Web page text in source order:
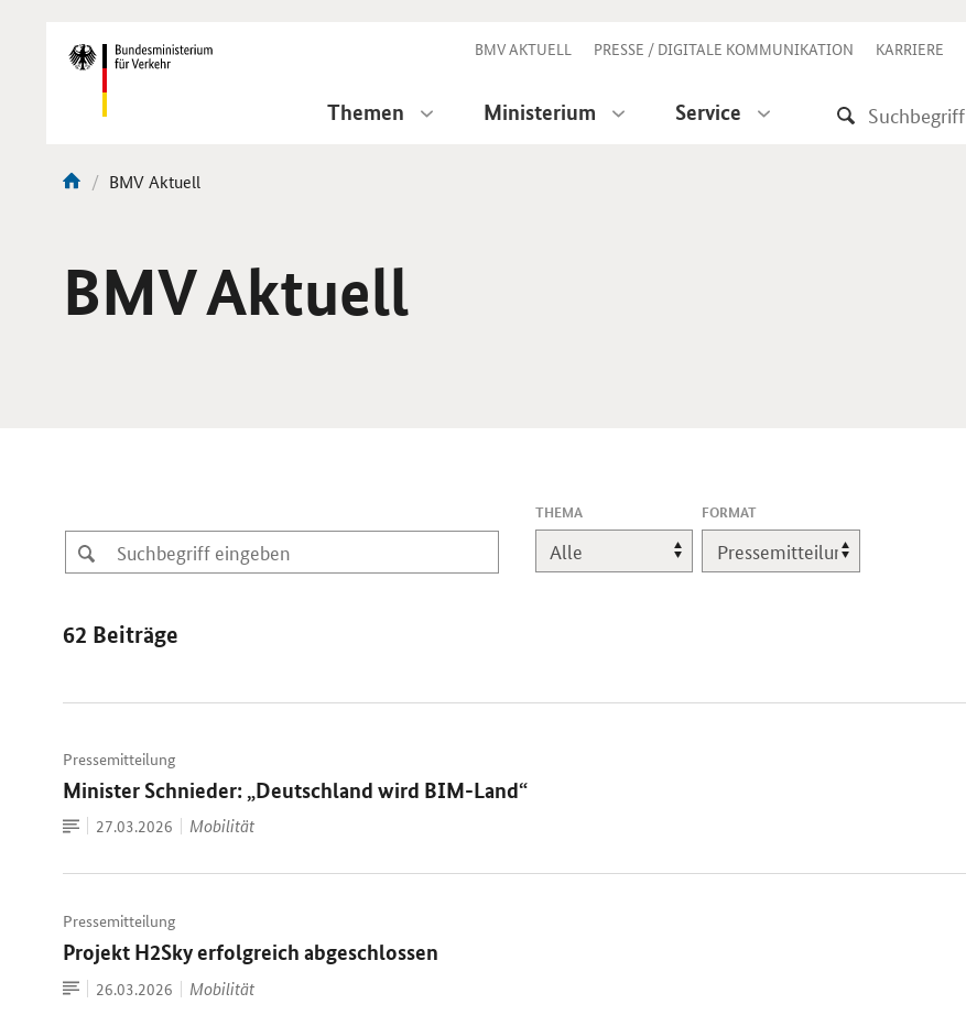
Navigation BMV AKTUELL PRESSE / DIGITALE KOMMUNIKATION KARRIERE
Themen Ministerium Service
Aktuelle
BMV Aktuell
BMV Aktuell
THEMA,
EINE
ÄNDERUNG
LÄDT
FORMAT
62 Beiträge
Pressemitteilung
Minister Schnieder: „Deutschland wird BIM-Land“
Zum
Dokument
Datum:
27.03.2026 Mobilität
Pressemitteilung
Projekt H2Sky erfolgreich abgeschlossen
Zum
Dokument
Datum:
26.03.2026 Mobilität